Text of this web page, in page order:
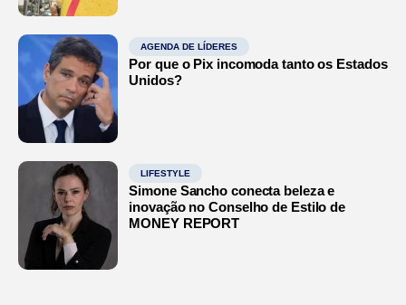
AGENDA DE LÍDERES
Por que o Pix incomoda tanto os Estados
Unidos?
LIFESTYLE
Simone Sancho conecta beleza e
inovação no Conselho de Estilo de
MONEY REPORT